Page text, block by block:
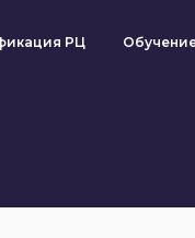
РЦ